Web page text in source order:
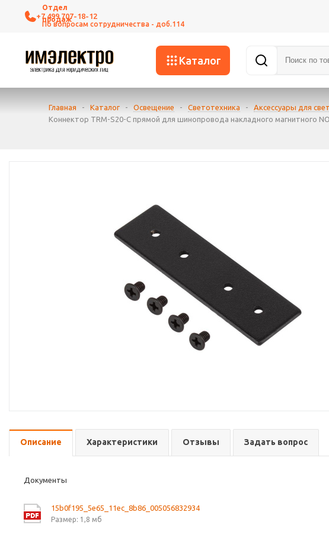
+7 499 707-18-12
Каталог
Главная - Каталог - Освещение - Светотехника - Аксессуары для
Коннектор TRM-S20-C прямой для шинопровода накладного магнитного
Описание Характеристики Отзывы Задать вопрос
Документы
15b0f195_5e65_11ec_8b86_005056832934
Размер: 1,8 мб